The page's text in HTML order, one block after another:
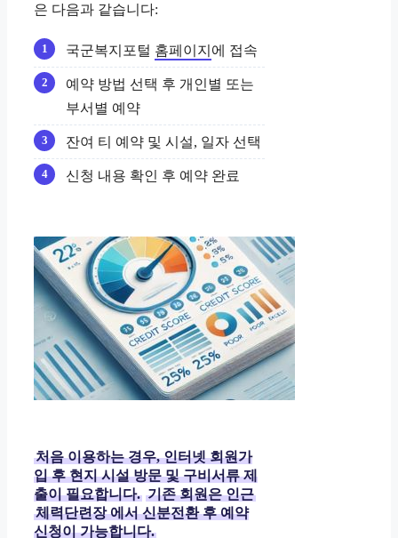
은 다음과 같습니다:
국군복지포털 홈페이지 에 접속
예약 방법 선택 후 개인별 또는
부서별 예약
잔여 티 예약 및 시설, 일자 선택
신청 내용 확인 후 예약 완료
처음 이용하는 경우, 인터넷 회원가
입 후 현지 시설 방문 및 구비서류 제
출이 필요합니다. 기존 회원은 인근
체력단련장 에서 신분전환 후 예약
신청이 가능합니다.